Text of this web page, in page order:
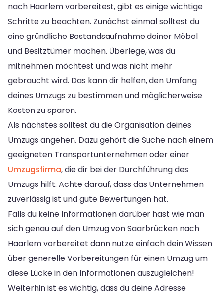
nach Haarlem vorbereitest, gibt es einige wichtige
Schritte zu beachten. Zunächst einmal solltest du
eine gründliche Bestandsaufnahme deiner Möbel
und Besitztümer machen. Überlege, was du
mitnehmen möchtest und was nicht mehr
gebraucht wird. Das kann dir helfen, den Umfang
deines Umzugs zu bestimmen und möglicherweise
Kosten zu sparen.
Als nächstes solltest du die Organisation deines
Umzugs angehen. Dazu gehört die Suche nach einem
geeigneten Transportunternehmen oder einer
Umzugsfirma, die dir bei der Durchführung des
Umzugs hilft. Achte darauf, dass das Unternehmen
zuverlässig ist und gute Bewertungen hat.
Falls du keine Informationen darüber hast wie man
sich genau auf den Umzug von Saarbrücken nach
Haarlem vorbereitet dann nutze einfach dein Wissen
über generelle Vorbereitungen für einen Umzug um
diese Lücke in den Informationen auszugleichen!
Weiterhin ist es wichtig, dass du deine Adresse